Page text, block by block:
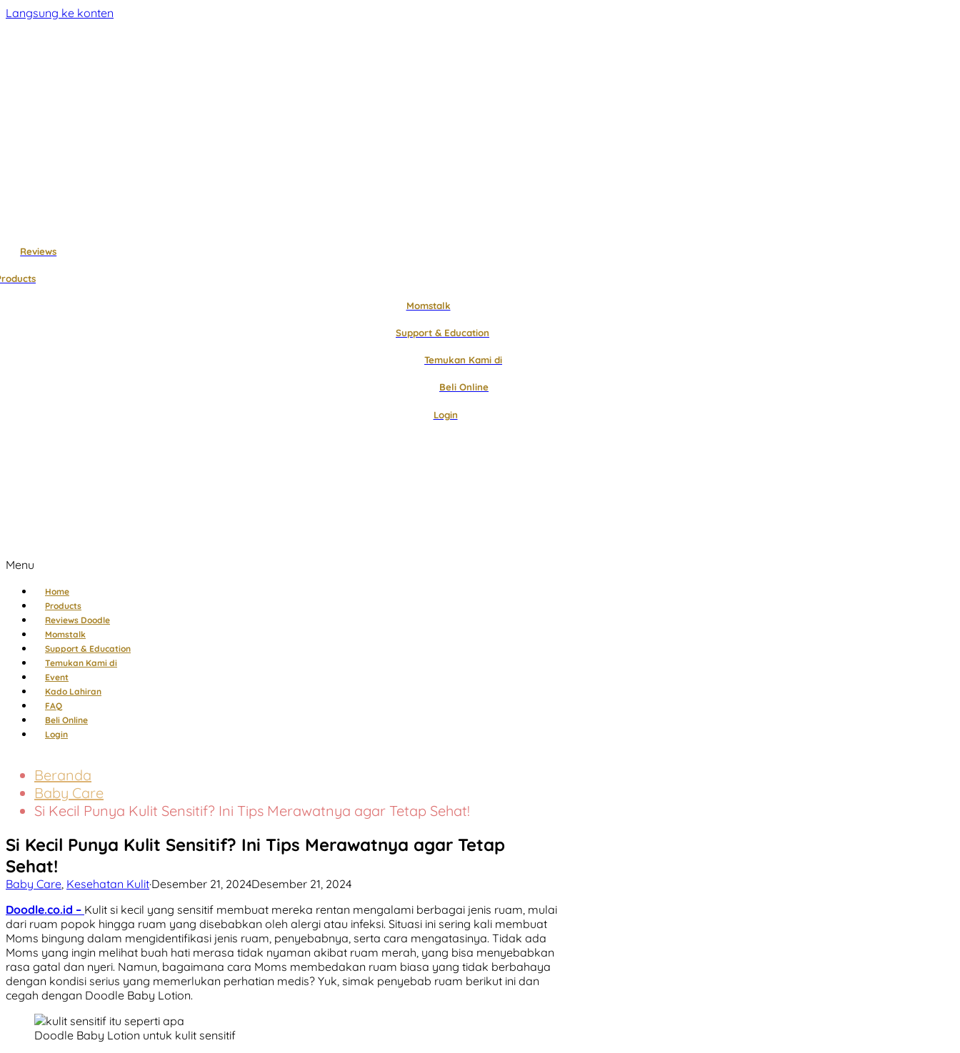
Langsung ke konten
Reviews
Momstalk
Support & Education
Temukan Kami di
Beli Online
Login
Menu
Home
Products
Reviews Doodle
Momstalk
Support & Education
Temukan Kami di
Event
Kado Lahiran
FAQ
Beli Online
Login
Beranda
Baby Care
Si Kecil Punya Kulit Sensitif? Ini Tips Merawatnya agar Tetap Sehat!
Si Kecil Punya Kulit Sensitif? Ini Tips Merawatnya agar Tetap
Sehat!
Baby Care, Kesehatan Kulit·Desember 21, 2024Desember 21, 2024
Doodle.co.id – Kulit si kecil yang sensitif membuat mereka rentan mengalami berbagai jenis ruam, mulai
dari ruam popok hingga ruam yang disebabkan oleh alergi atau infeksi. Situasi ini sering kali membuat
Moms bingung dalam mengidentifikasi jenis ruam, penyebabnya, serta cara mengatasinya. Tidak ada
Moms yang ingin melihat buah hati merasa tidak nyaman akibat ruam merah, yang bisa menyebabkan
rasa gatal dan nyeri. Namun, bagaimana cara Moms membedakan ruam biasa yang tidak berbahaya
dengan kondisi serius yang memerlukan perhatian medis? Yuk, simak penyebab ruam berikut ini dan
cegah dengan Doodle Baby Lotion.
Doodle Baby Lotion untuk kulit sensitif